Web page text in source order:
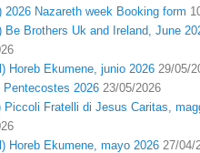
2026 Nazareth week Booking form
Be Brothers Uk and Ireland, June
Horeb Ekumene, junio 2026 29/05/
Pentecostes 2026 23/05/2026
Piccoli Fratelli di Jesus Caritas,
Horeb Ekumene, mayo 2026 27/04/